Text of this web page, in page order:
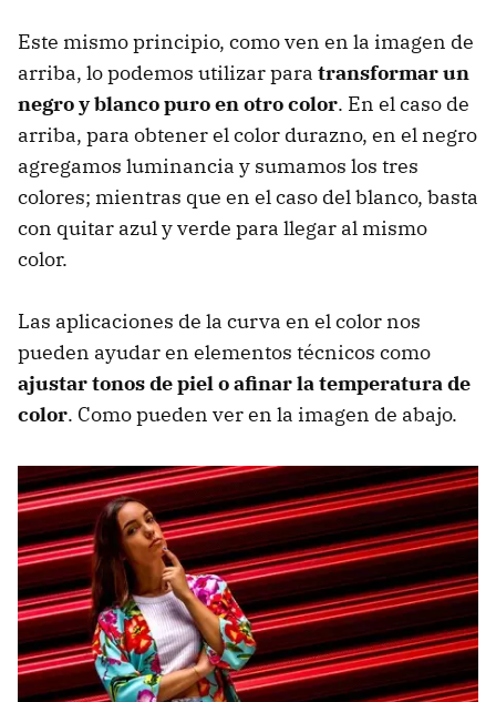
Este mismo principio, como ven en la imagen de
arriba, lo podemos utilizar para transformar un
negro y blanco puro en otro color. En el caso de
arriba, para obtener el color durazno, en el negro
agregamos luminancia y sumamos los tres
colores; mientras que en el caso del blanco, basta
con quitar azul y verde para llegar al mismo
color.
Las aplicaciones de la curva en el color nos
pueden ayudar en elementos técnicos como
ajustar tonos de piel o afinar la temperatura de
color. Como pueden ver en la imagen de abajo.